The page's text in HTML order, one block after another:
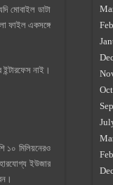
মোবাইল ডাটা
ফাইল একসঙ্গে
নাই।
১০ মিলিয়নেরও
ইউজার